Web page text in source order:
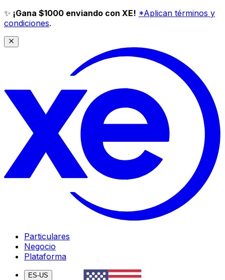
✨ ¡Gana $1000 enviando con XE! *Aplican términos y
condiciones.
Particulares
Negocio
Plataforma
ES-US